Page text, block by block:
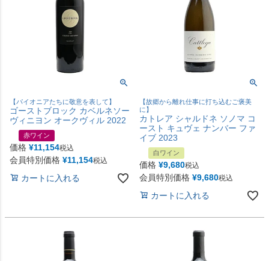
【パイオニアたちに敬意を表して】
ゴーストブロック カベルネソー
ヴィニヨン オークヴィル 2022
赤ワイン
価格 ¥11,154税込
会員特別価格 ¥11,154税込
カートに入れる
【故郷から離れ仕事に打ち込むご褒美
に】
カトレア シャルドネ ソノマ コ
ースト キュヴェ ナンバー ファ
イブ 2023
白ワイン
価格 ¥9,680税込
会員特別価格 ¥9,680税込
カートに入れる